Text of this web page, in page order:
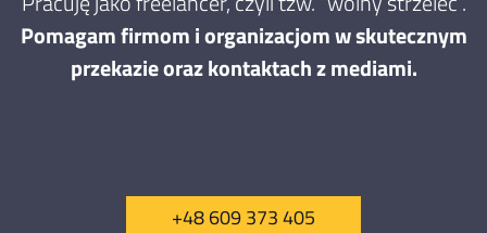
Pomagam firmom i organizacjom w skutecznym
przekazie oraz kontaktach z mediami.
+48 609 373 405